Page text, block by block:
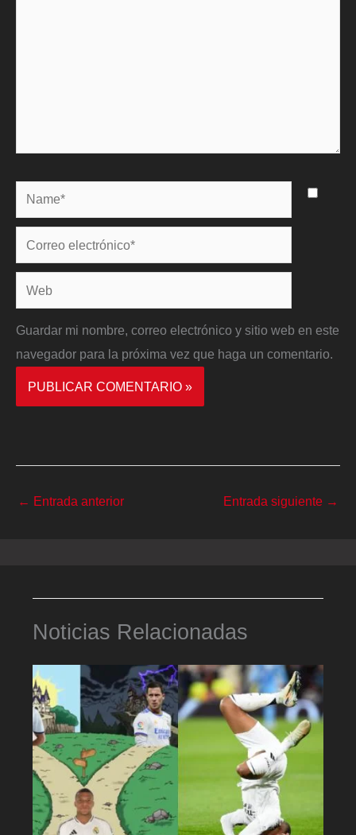
Name*
Correo
electrónico*
Web
Guardar mi nombre, correo electrónico y sitio web en este
navegador para la próxima vez que haga un comentario.
← Entrada anterior Entrada siguiente →
Noticias Relacionadas